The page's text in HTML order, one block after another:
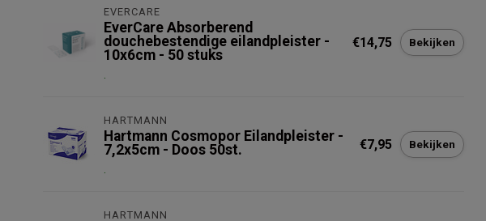
EVERCARE
EverCare Absorberend
douchebestendige eilandpleister -
10x6cm - 50 stuks
.
€14,75 Bekijken
HARTMANN
Hartmann Cosmopor Eilandpleister -
7,2x5cm - Doos 50st.
.
€7,95 Bekijken
HARTMANN